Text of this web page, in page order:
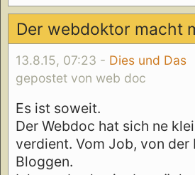
Der webdoktor macht
13.8.15, 07:23 - Dies und Das
gepostet von web doc
Es ist soweit.
Der Webdoc hat sich ne
verdient. Vom Job, von der
Bloggen.